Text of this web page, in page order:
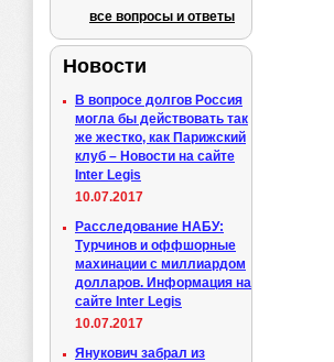
все вопросы и ответы
Новости
В вопросе долгов Россия
могла бы действовать так
же жестко, как Парижский
клуб – Новости на сайте
Inter Legis
10.07.2017
Расследование НАБУ:
Турчинов и оффшорные
махинации с миллиардом
долларов. Информация на
сайте Inter Legis
10.07.2017
Янукович забрал из